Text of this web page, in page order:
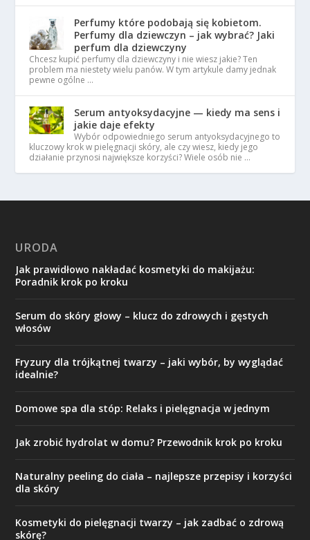
Perfumy które podobają się kobietom.
Perfumy dla dziewczyn – jak wybrać? Jaki
perfum dla dziewczyny
Chcesz kupić perfumy dla dziewczyny i nie wiesz jakie? Ten
problem ma niestety wielu panów. W tym artykule damy jednak
pewne ogólne …
Serum antyoksydacyjne — kiedy ma sens i
jakie daje efekty
Wybór odpowiedniego serum antyoksydacyjnego to
kluczowy krok w pielęgnacji skóry, ale czy wiesz, kiedy jego
działanie przynosi największe korzyści? Wiele osób nie …
URODA
Jak prawidłowo nakładać kosmetyki do makijażu:
Poradnik krok po kroku
Serum do skóry głowy – klucz do zdrowych i gęstych
włosów
Fryzury dla trójkątnej twarzy – jaki wybór, by wyglądać
idealnie?
Domowe spa dla stóp: Relaks i pielęgnacja w jednym
Jak zrobić hydrolat w domu? Przewodnik krok po kroku
Naturalny peeling do ciała – najlepsze przepisy i korzyści
dla skóry
Kosmetyki do pielęgnacji twarzy – jak zadbać o zdrową
skórę?